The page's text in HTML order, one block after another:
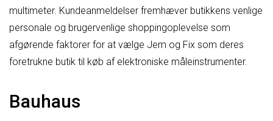
multimeter. Kundeanmeldelser fremhæver butikkens venlige
personale og brugervenlige shoppingoplevelse som
afgørende faktorer for at vælge Jem og Fix som deres
foretrukne butik til køb af elektroniske måleinstrumenter.
Bauhaus